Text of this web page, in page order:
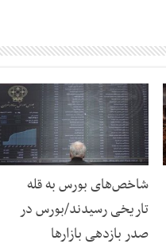
شاخص‌های بورس به قله
تاریخی رسیدند/بورس در
صدر بازدهی بازارها